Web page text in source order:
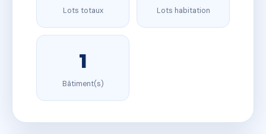
Lots totaux Lots habitation
1
Bâtiment(s)